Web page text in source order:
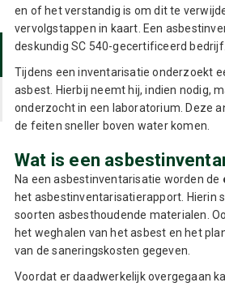
en of het verstandig is om dit te
vervolgstappen in kaart. Een
deskundig SC 540-gecertificeerd bedrijf.
Tijdens een inventarisatie onderzoekt
asbest. Hierbij neemt hij, indien nodig,
onderzocht in een laboratorium. Deze
de feiten sneller boven water komen.
Wat is een
Na een asbestinventarisatie worden de
het asbestinventarisatierapport. Hierin
soorten asbesthoudende materialen.
het weghalen van het asbest en het
van de saneringskosten gegeven.
Voordat er daadwerkelijk overgegaan